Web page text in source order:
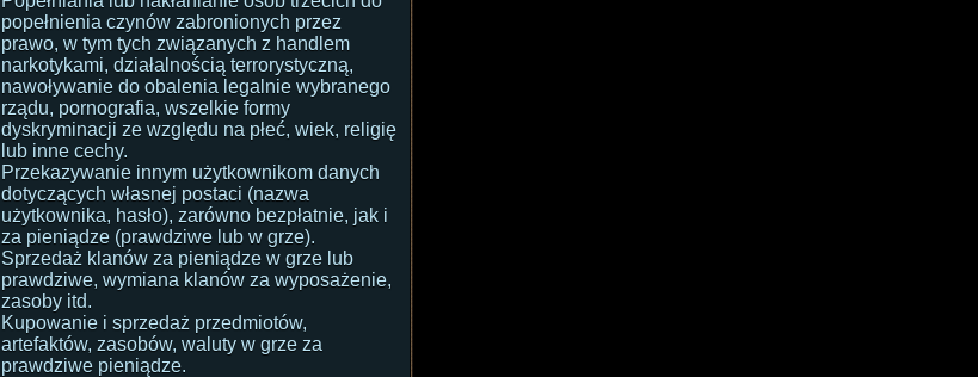
popełnienia czynów zabronionych przez
prawo, w tym tych związanych z handlem
narkotykami, działalnością terrorystyczną,
nawoływanie do obalenia legalnie wybranego
rządu, pornografia, wszelkie formy
dyskryminacji ze względu na płeć, wiek, religię
lub inne cechy.
Przekazywanie innym użytkownikom danych
dotyczących własnej postaci (nazwa
użytkownika, hasło), zarówno bezpłatnie, jak i
za pieniądze (prawdziwe lub w grze).
Sprzedaż klanów za pieniądze w grze lub
prawdziwe, wymiana klanów za wyposażenie,
zasoby itd.
Kupowanie i sprzedaż przedmiotów,
artefaktów, zasobów, waluty w grze za
prawdziwe pieniądze.